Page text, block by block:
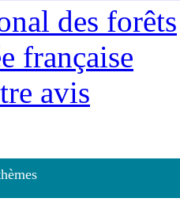
des forêts
française
avis